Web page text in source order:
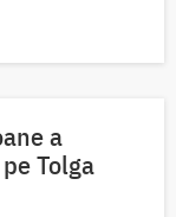
a
Tolga